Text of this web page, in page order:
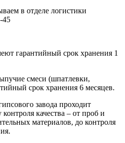
в отделе логистики
45
гарантийный срок хранения 1
смеси (шпатлевки,
срок хранения 6 месяцев.
завода проходит
качества – от проб и
материалов, до контроля